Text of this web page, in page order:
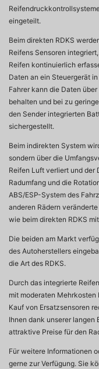
eingeteilt.
Beim direkten RDKS
Reifens Sensoren
Reifen kontinuierlich
Daten an ein Steuergerät
Fahrer kann die Daten
behalten und bei zu
den Sender integrierten
sichergestellt.
Beim indirekten System
sondern über die
Reifen Luft verliert und der
Radumfang und die
ABS/ESP-System des
anderen Rädern
wie beim direkten RDKS
Die beiden am Markt
des Autoherstellers
die Art des RDKS.
Durch das integrierte
mit moderaten
Kauf von Ersatzsensoren
Ihnen dank unserer langen
attraktive Preise für den
Für weitere Informationen
gerne zur Verfügung. Sie